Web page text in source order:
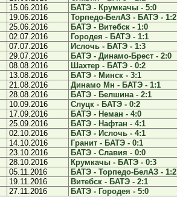
15.06.2016 БАТЭ - Крумкачы - 5:0
19.06.2016 Торпедо-БелАЗ - БАТЭ - 1:2
25.06.2016 БАТЭ - Витебск - 1:0
02.07.2016 Городея - БАТЭ - 1:1
07.07.2016 Ислочь - БАТЭ - 1:3
29.07.2016 БАТЭ - Динамо-Брест - 2:0
08.08.2016 Шахтер - БАТЭ - 0:2
13.08.2016 БАТЭ - Минск - 3:1
21.08.2016 Динамо Мн - БАТЭ - 1:1
28.08.2016 БАТЭ - Белшина - 2:1
10.09.2016 Слуцк - БАТЭ - 0:2
17.09.2016 БАТЭ - Неман - 4:0
25.09.2016 БАТЭ - Нафтан - 4:1
02.10.2016 БАТЭ - Ислочь - 4:1
14.10.2016 Гранит - БАТЭ - 0:1
23.10.2016
БАТЭ - Славия - 0:0
28.10.2016 Крумкачы - БАТЭ - 0:3
05.11.2016 БАТЭ - Торпедо-БелАЗ - 1:2
19.11.2016 Витебск - БАТЭ - 2:1
27.11.2016 БАТЭ - Городея - 5:0